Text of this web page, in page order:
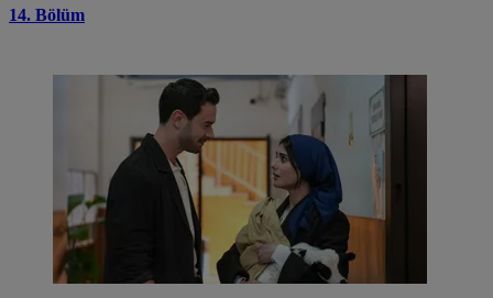
14. Bölüm